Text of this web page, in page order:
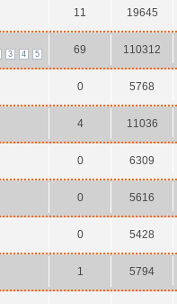
11 19645
3 4 5 69 110312
0 5768
4 11036
0 6309
0 5616
0 5428
1 5794